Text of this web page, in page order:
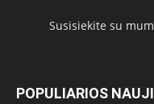
Susisiekite su
POPULIARIOS